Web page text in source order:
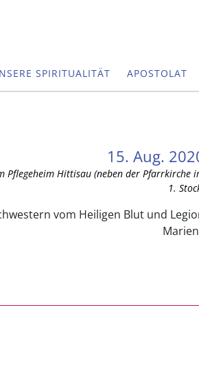
SPIRITUALITÄT APOSTOLAT
15. Aug.
Pflegeheim Hittisau (neben der Pfarrkirche
1.
vom Heiligen Blut und